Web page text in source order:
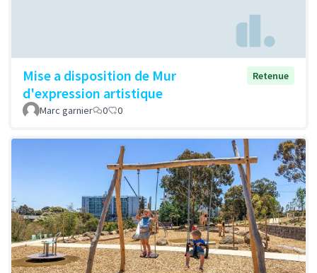
Mise a disposition de Mur
d'expression artistique
Retenue
Marc garnier 0 0